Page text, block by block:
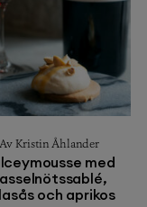
Av Kristin Åhlander
med
och aprikos